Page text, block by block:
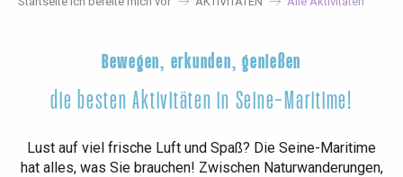
Bewegen, erkunden, genießen
die besten Aktivitäten in Seine-Maritime!
Lust auf viel frische Luft und Spaß? Die Seine-Maritime
hat alles, was Sie brauchen! Zwischen Naturwanderungen,